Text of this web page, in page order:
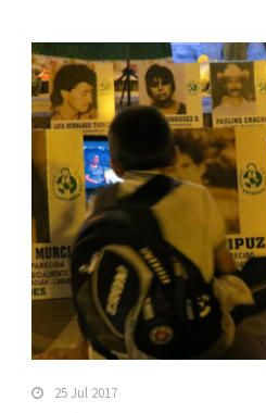
25 Jul 2017